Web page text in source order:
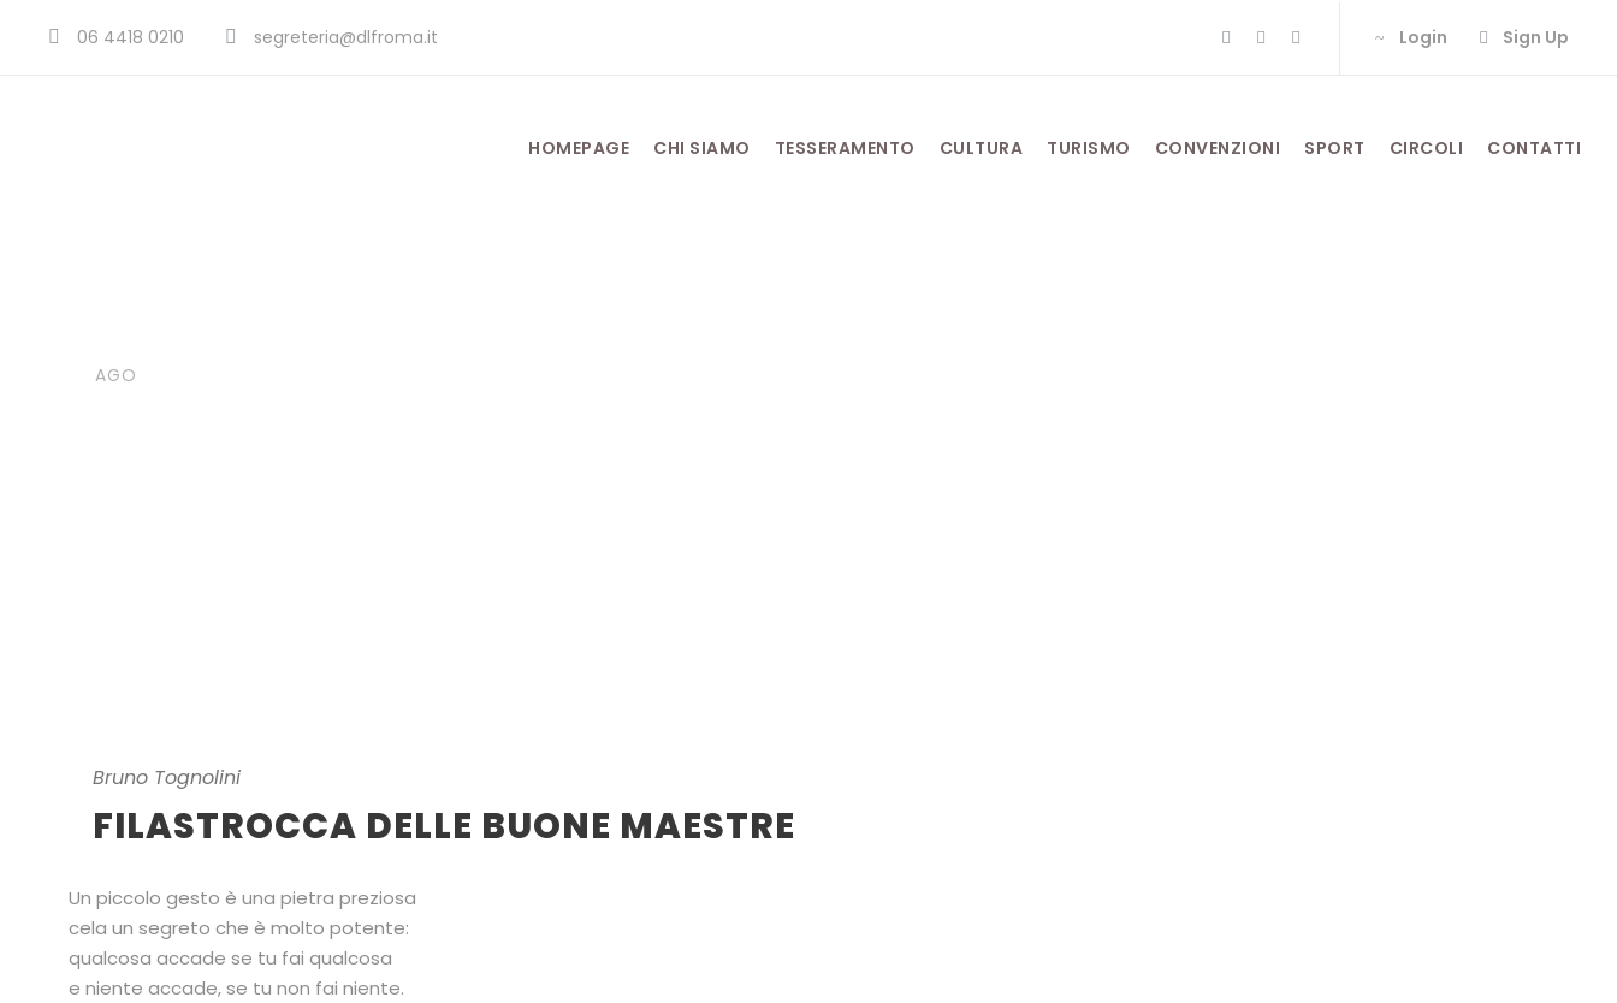
06 4418 0210 segreteria@dlfroma.it Login Sign Up
HOMEPAGE CHI SIAMO TESSERAMENTO CULTURA TURISMO CONVENZIONI SPORT CIRCOLI CONTATTI
AGO
Bruno Tognolini
FILASTROCCA DELLE BUONE MAESTRE
Un piccolo gesto è una pietra preziosa
cela un segreto che è molto potente:
qualcosa accade se tu fai qualcosa
e niente accade, se tu non fai niente.